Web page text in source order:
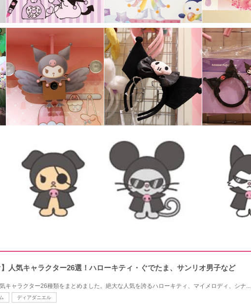
】人気キャラクター26選！ハローキティ・ぐでたま、サンリオ男子など
キャラクター26種類をまとめました。絶大な人気を誇るハローキティ、マイメロディ、シナ...
ディアダニエル